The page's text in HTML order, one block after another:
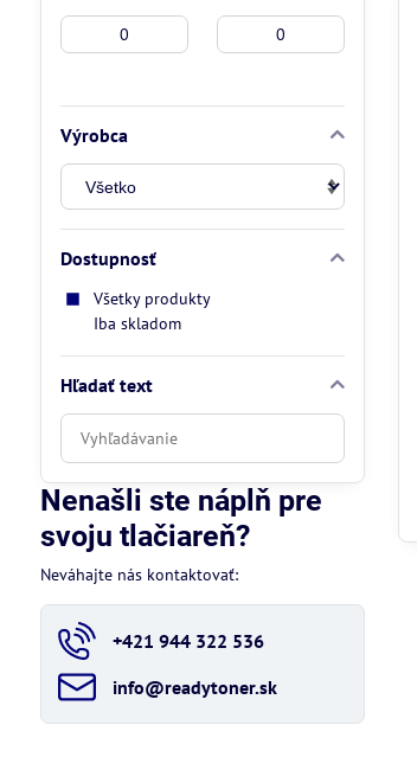
Od:
Do:
Výrobca
Dostupnosť
Všetky produkty
Iba skladom
Hľadať text
Prehľadať
výsledky
filtra
fulltextom
Nenašli ste náplň pre
svoju tlačiareň?
Neváhajte nás kontaktovať:
+421 944 322 536
info​@readytoner​.sk